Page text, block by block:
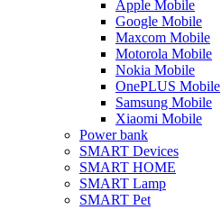
Apple Mobile
Google Mobile
Maxcom Mobile
Motorola Mobile
Nokia Mobile
OnePLUS Mobile
Samsung Mobile
Xiaomi Mobile
Power bank
SMART Devices
SMART HOME
SMART Lamp
SMART Pet